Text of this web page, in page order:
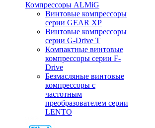
Компрессоры ALMiG
Винтовые компрессоры
серии GEAR XP
Винтовые компрессоры
серии G-Drive T
Компактные винтовые
компрессоры серии F-
Drive
Безмасляные винтовые
компрессоры с
частотным
преобразователем серии
LENTO